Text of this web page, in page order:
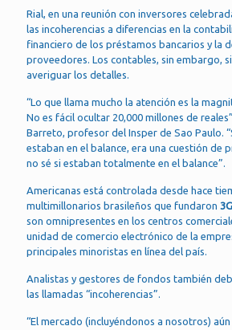
Rial, en una reunión con inversores
las incoherencias a diferencias en la
financiero de los préstamos bancarios y la
proveedores. Los contables, sin embargo,
averiguar los detalles.
“Lo que llama mucho la atención es la
No es fácil ocultar 20,000 millones de
Barreto, profesor del Insper de Sao Paulo.
estaban en el balance, era una cuestión de
no sé si estaban totalmente en el balance”.
Americanas está controlada desde hace
multimillonarios brasileños que fundaron
son omnipresentes en los centros
unidad de comercio electrónico de la
principales minoristas en línea del país.
Analistas y gestores de fondos también
las llamadas “incoherencias”.
“El mercado (incluyéndonos a nosotros)